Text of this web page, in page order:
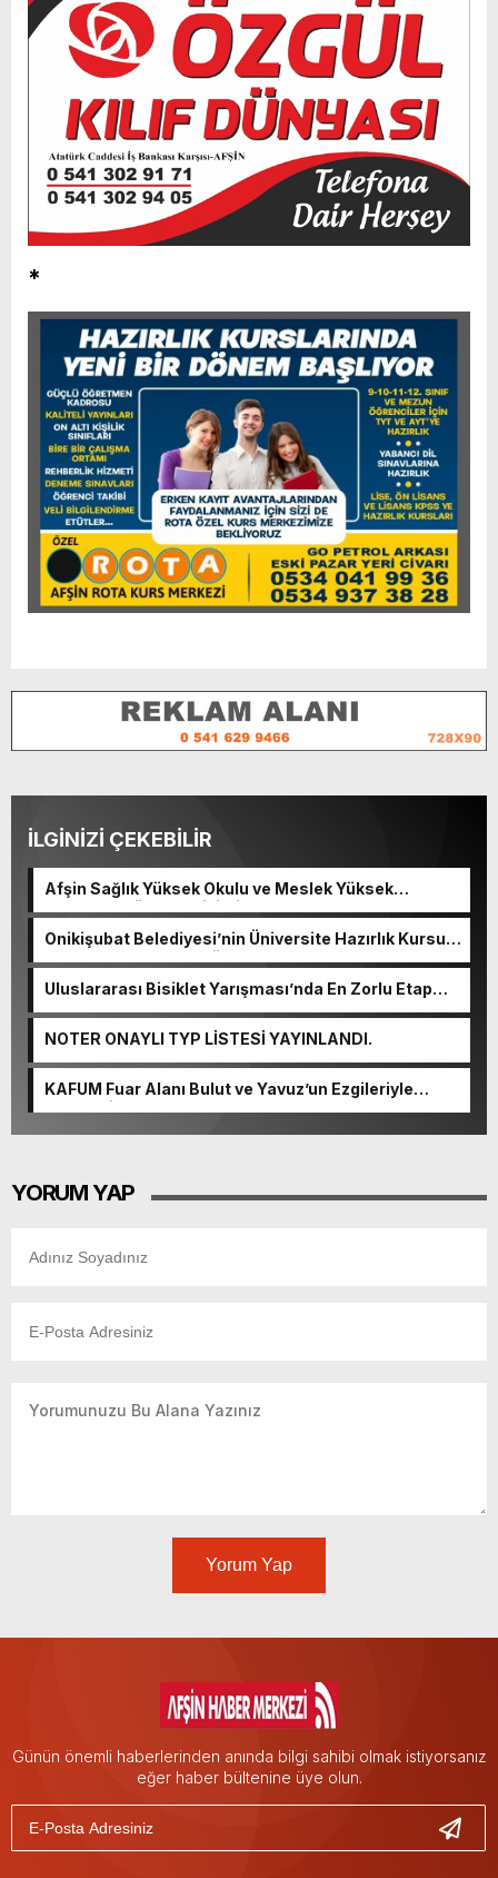
*
İLGİNİZİ ÇEKEBİLİR
Afşin Sağlık Yüksek Okulu ve Meslek Yüksek
Okulunda görev değişimi!
Onikişubat Belediyesi’nin Üniversite Hazırlık Kursu
başvurularında son gün 7 Ağustos.
Uluslararası Bisiklet Yarışması’nda En Zorlu Etap
NOTER ONAYLI TYP LİSTESİ YAYINLANDI.
KAFUM Fuar Alanı Bulut ve Yavuz’un Ezgileriyle
Şenlendi.
YORUM YAP
Yorum Yap
Günün önemli haberlerinden anında bilgi sahibi olmak istiyorsanız
eğer haber bültenine üye olun.